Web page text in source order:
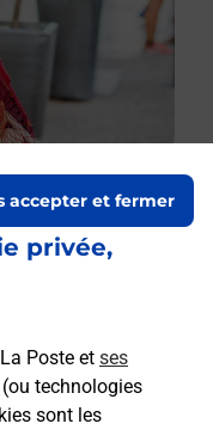
privée,
Poste et ses
technologies
sont les
accepter et fermer